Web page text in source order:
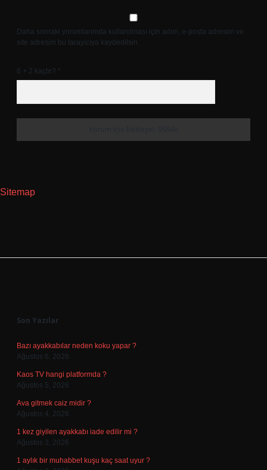
Daha sonraki yorumlarımda kullanılması için adım, e-posta adresim ve
site adresim bu tarayıcıya kaydedilsin.
6 + 2 kaçtır? *
Sitemap
Son Yazılar
Bazı ayakkabılar neden koku yapar ?
Ağustos 6, 2026
Kaos TV hangi platformda ?
Ağustos 5, 2026
Ava gitmek caiz midir ?
Ağustos 4, 2026
1 kez giyilen ayakkabı iade edilir mi ?
Ağustos 3, 2026
1 aylık bir muhabbet kuşu kaç saat uyur ?